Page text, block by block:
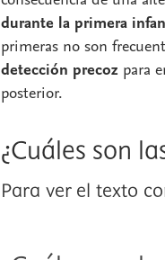
durante la primera
primeras no son
detección precoz para
posterior.
¿Cuáles son
Para ver el texto